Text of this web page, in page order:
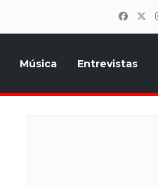
Música Entrevistas